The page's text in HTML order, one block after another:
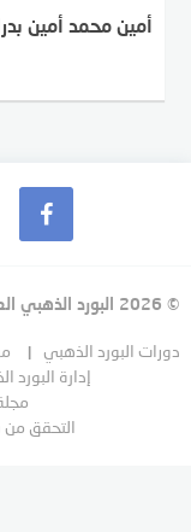
أمين محمد أمين
© 2026 البورد الذهبي العالمي. من تطوير
دورات البورد الذهبي
إدارة البورد
التحقق من